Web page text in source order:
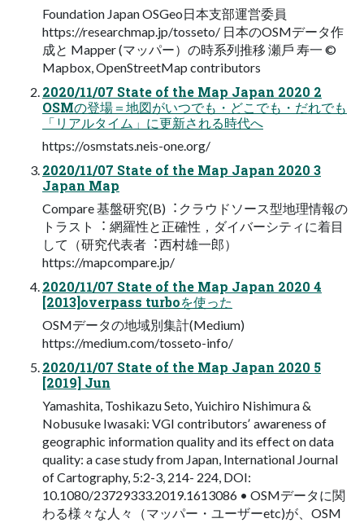
Foundation Japan OSGeo⽇本⽀部運営委員
https://researchmap.jp/tosseto/ ⽇本のOSMデータ作
成と Mapper (マッパー）の時系列推移 瀬⼾ 寿⼀ ©
Mapbox, OpenStreetMap contributors
2020/11/07 State of the Map Japan 2020 2
OSMの登場＝地図がいつでも・どこでも・だれでも
「リアルタイム」に更新される時代へ
https://osmstats.neis-one.org/
2020/11/07 State of the Map Japan 2020 3
Japan Map
Compare 基盤研究(B)︓クラウドソース型地理情報の
トラスト︓ 網羅性と正確性，ダイバーシティに着⽬
して（研究代表者︓⻄村雄⼀郎）
https://mapcompare.jp/
2020/11/07 State of the Map Japan 2020 4
[2013]overpass turboを使った
OSMデータの地域別集計(Medium)
https://medium.com/tosseto-info/
2020/11/07 State of the Map Japan 2020 5
[2019] Jun
Yamashita, Toshikazu Seto, Yuichiro Nishimura &
Nobusuke Iwasaki: VGI contributorsʼ awareness of
geographic information quality and its effect on data
quality: a case study from Japan, International Journal
of Cartography, 5:2-3, 214- 224, DOI:
10.1080/23729333.2019.1613086 • OSMデータに関
わる様々な⼈々（マッパー・ユーザーetc)が、OSM